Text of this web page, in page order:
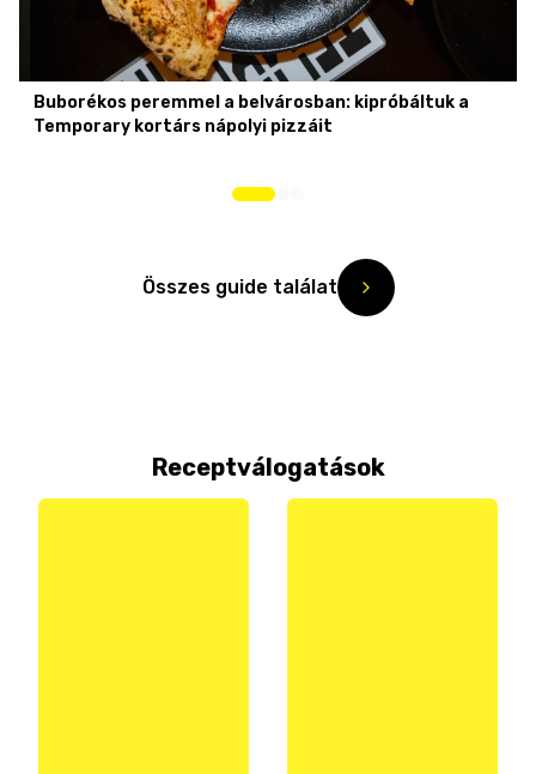
Buborékos peremmel a belvárosban: kipróbáltuk a
Temporary kortárs nápolyi pizzáit
Összes guide találat
Receptválogatások